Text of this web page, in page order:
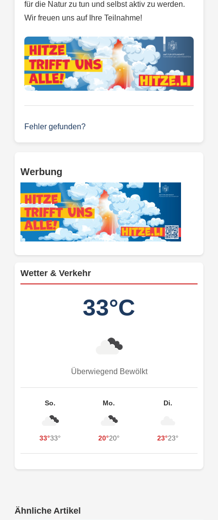
für die Natur zu tun und selbst aktiv zu werden.
Wir freuen uns auf Ihre Teilnahme!
Fehler gefunden?
Werbung
Wetter & Verkehr
33°C
Überwiegend Bewölkt
So.
33°33°
Mo.
20°20°
Di.
23°23°
Ähnliche Artikel